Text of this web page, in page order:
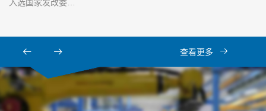
入选国家发改委…
查看更多